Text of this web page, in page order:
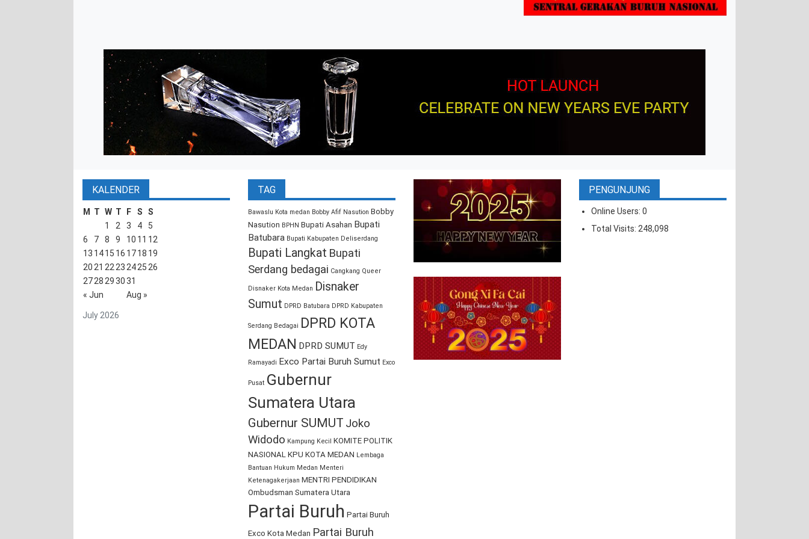
KALENDER
July 2026
M T W T F S S
« Jun Aug »
1 2 3 4
5
6
7 8 9 10 11 12
13 1415 16 1718 19
20 21 22 23 2425 26
2728 293031
TAG
Bawaslu Kota medan Bobby Afif Nasution Bobby
Nasution BPHN Bupati Asahan Bupati
Batubara Bupati Kabupaten Deliserdang
Bupati Langkat Bupati
Serdang bedagai Cangkang Queer
Disnaker Kota Medan Disnaker
Sumut DPRD Batubara DPRD Kabupaten
Serdang Bedagai DPRD KOTA
MEDAN DPRD SUMUT Edy
Ramayadi Exco Partai Buruh Sumut Exco
Pusat Gubernur
Sumatera Utara
Gubernur SUMUT Joko
Widodo Kampung Kecil KOMITE POLITIK
NASIONAL KPU KOTA MEDAN Lembaga
Bantuan Hukum Medan Menteri
Ketenagakerjaan MENTRI PENDIDIKAN
Ombudsman Sumatera Utara
Partai Buruh Partai Buruh
Exco Kota Medan Partai Buruh
PENGUNJUNG
Online Users: 0
Total Visits: 248,098